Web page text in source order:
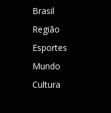
Brasil
Região
Esportes
Mundo
Cultura